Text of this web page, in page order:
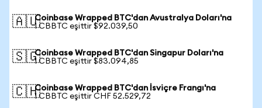
🇦🇺Coinbase Wrapped BTC'dan Avustralya Doları'na
1 CBBTC eşittir $92.039,50
🇸🇬Coinbase Wrapped BTC'dan Singapur Doları'na
1 CBBTC eşittir $83.094,85
🇨🇭Coinbase Wrapped BTC'dan İsviçre Frangı'na
1 CBBTC eşittir CHF 52.529,72